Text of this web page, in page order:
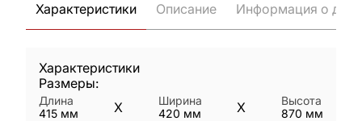
Характеристики Описание Информация о
Характеристики
Размеры:
Длина
415 мм X
Ширина
420 мм X
Высота
870 мм